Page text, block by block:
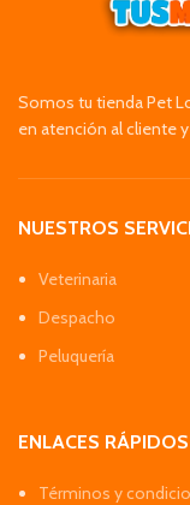
Somos tu tienda Pet
en atención al cliente
NUESTROS
Veterinaria
Despacho
Peluquería
ENLACES RÁPIDOS
Términos y